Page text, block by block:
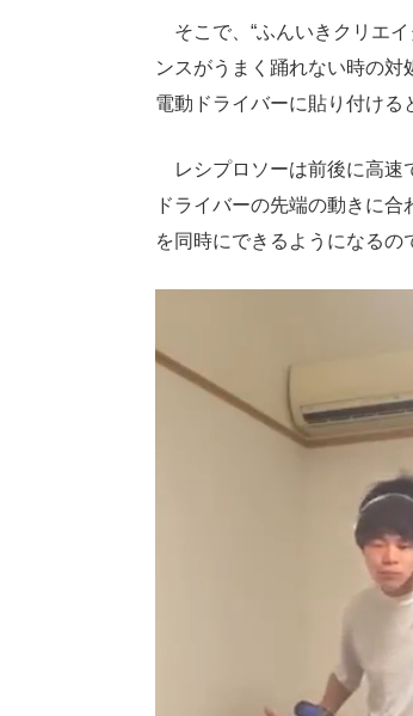
そこで、“ふんいきクリエイ
ンスがうまく踊れない時の対
電動ドライバーに貼り付ける
レシプロソーは前後に高速
ドライバーの先端の動きに
を同時にできるようになるの